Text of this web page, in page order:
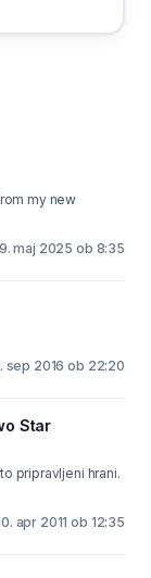
my new
maj 2025 ob 8:35
sep 2016 ob 22:20
Star
pripravljeni hrani.
apr 2011 ob 12:35